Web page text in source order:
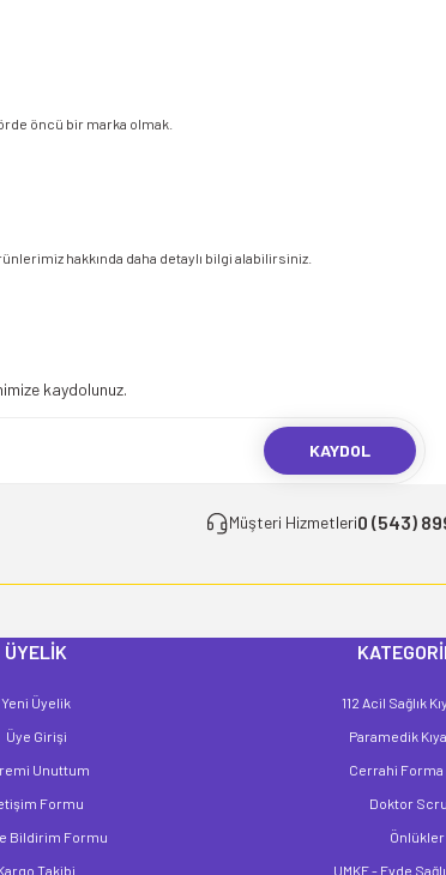
öncü bir marka olmak.
hakkında daha detaylı bilgi alabilirsiniz.
kaydolunuz.
KAYDOL
Müşteri Hizmetleri0 (543)
ÜYELİK
Yeni Üyelik
Üye Girişi
Unuttum
Formu
Bildirim Formu
Takibi
112 Acil Sağlık
Paramedik
Cerrahi Forma
Doktor
Önlükler
UMKE - Evde